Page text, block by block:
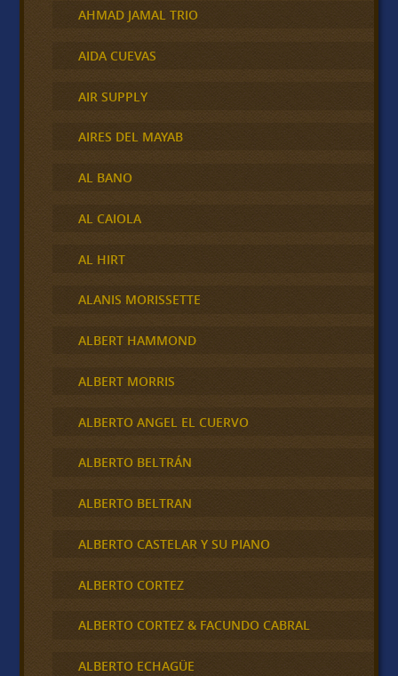
AHMAD JAMAL TRIO
AIDA CUEVAS
AIR SUPPLY
AIRES DEL MAYAB
AL BANO
AL CAIOLA
AL HIRT
ALANIS MORISSETTE
ALBERT HAMMOND
ALBERT MORRIS
ALBERTO ANGEL EL CUERVO
ALBERTO BELTRÁN
ALBERTO BELTRAN
ALBERTO CASTELAR Y SU PIANO
ALBERTO CORTEZ
ALBERTO CORTEZ & FACUNDO CABRAL
ALBERTO ECHAGÜE